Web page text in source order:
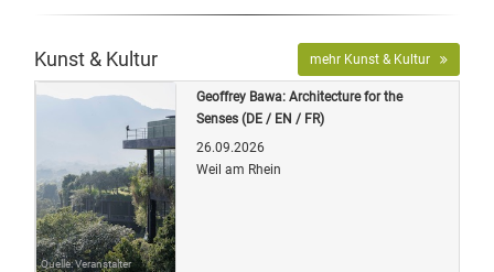
Kunst & Kultur mehr Kunst & Kultur
Quelle: Veranstalter
Geoffrey Bawa: Architecture for the
Senses (DE / EN / FR)
26.09.2026
Weil am Rhein